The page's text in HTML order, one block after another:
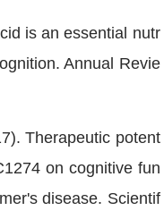
is an essential nutr
Annual Revie
Therapeutic potent
on cognitive fun
disease. Scientif